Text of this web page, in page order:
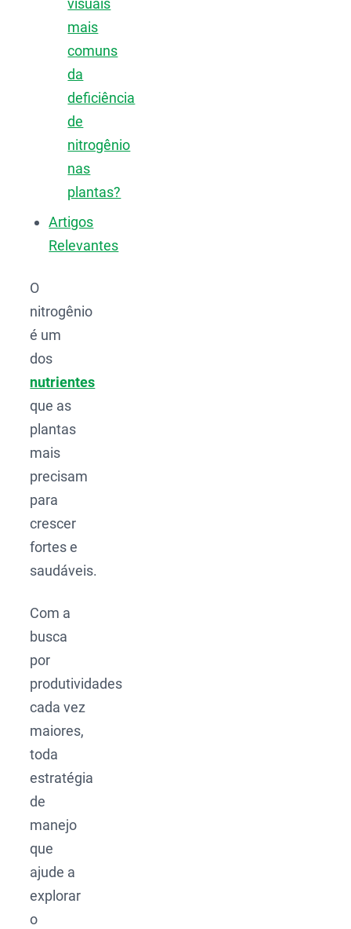
visuais
mais
comuns
da
deficiência
de
nitrogênio
nas
plantas?
Artigos
Relevantes
O
nitrogênio
é um
dos
nutrientes
que as
plantas
mais
precisam
para
crescer
fortes e
saudáveis.
Com a
busca
por
produtividades
cada vez
maiores,
toda
estratégia
de
manejo
que
ajude a
explorar
o